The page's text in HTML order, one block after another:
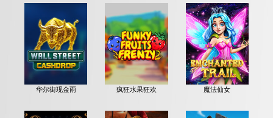
华尔街现金雨 疯狂水果狂欢 魔法仙女